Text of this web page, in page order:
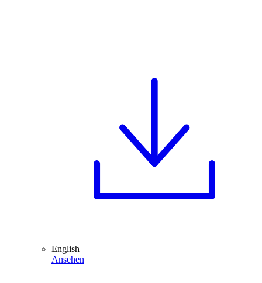
English
Ansehen